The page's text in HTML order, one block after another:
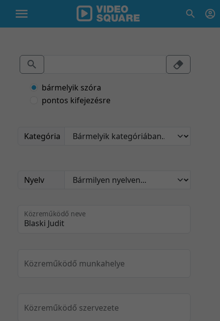
bármelyik szóra
pontos kifejezésre
Kategória
Nyelv
Közreműködő neve
Közreműködő munkahelye
Közreműködő szervezete